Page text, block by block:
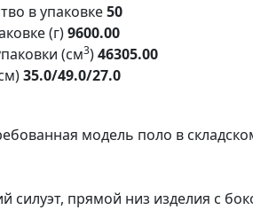
в упаковке50
(г)9600.00
(см3)46305.00
35.0/49.0/27.0
модель поло в
силуэт, прямой низ изделия с